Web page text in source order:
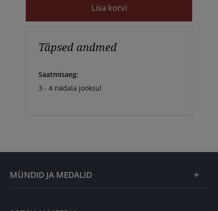
Lisa korvi
Täpsed andmed
Saatmisaeg:
3 - 4 nädala jooksul
MÜNDID JA MEDALID
Kuu eripakkumine